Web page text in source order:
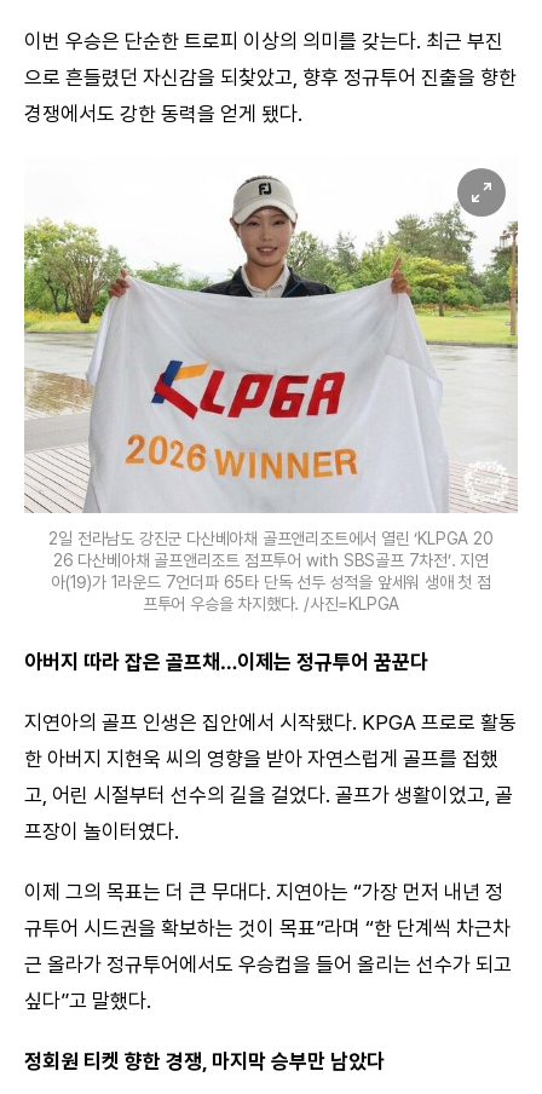
이번 우승은 단순한 트로피 이상의 의미를 갖는다. 최근 부진
으로 흔들렸던 자신감을 되찾았고, 향후 정규투어 진출을 향한
경쟁에서도 강한 동력을 얻게 됐다.
2일 전라남도 강진군 다산베아채 골프앤리조트에서 열린 ‘KLPGA 20
26 다산베아채 골프앤리조트 점프투어 with SBS골프 7차전’. 지연
아(19)가 1라운드 7언더파 65타 단독 선두 성적을 앞세워 생애 첫 점
프투어 우승을 차지했다. /사진=KLPGA
아버지 따라 잡은 골프채…이제는 정규투어 꿈꾼다
지연아의 골프 인생은 집안에서 시작됐다. KPGA 프로로 활동
한 아버지 지현욱 씨의 영향을 받아 자연스럽게 골프를 접했
고, 어린 시절부터 선수의 길을 걸었다. 골프가 생활이었고, 골
프장이 놀이터였다.
이제 그의 목표는 더 큰 무대다. 지연아는 “가장 먼저 내년 정
규투어 시드권을 확보하는 것이 목표”라며 “한 단계씩 차근차
근 올라가 정규투어에서도 우승컵을 들어 올리는 선수가 되고
싶다”고 말했다.
정회원 티켓 향한 경쟁, 마지막 승부만 남았다